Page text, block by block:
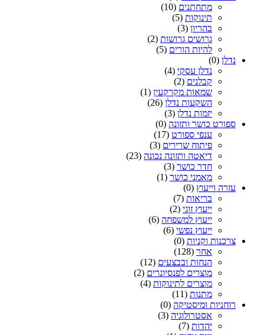
מתחתנים (10)
תינוקות (5)
בהריון (3)
גרושים גרושות (2)
להיות הורים (5)
נדלן (0)
נדלן עסקי (4)
קבלנים (2)
שמאות מקרקעין (1)
השקעות נדלן (26)
יזמות נדלן (3)
ספורט כושר ותזונה (0)
ענפי ספורט (17)
פיתוח שרירים (3)
דיאטה ותזונה נכונה (23)
חדר כושר (3)
מאמני כושר (1)
עזרה וייעוץ (0)
בריאות (7)
ייעוץ זוגי (2)
ייעוץ למשפחה (6)
ייעוץ נפשי (6)
צרכנות וקניות (0)
אחר (128)
הנחות ובבצעים (12)
מוצרים לפנסיונרים (2)
מוצרים לתינוקות (4)
מתנות (11)
רוחניות ומיסטיקה (0)
אסטרולוגיה (3)
יהדות (7)